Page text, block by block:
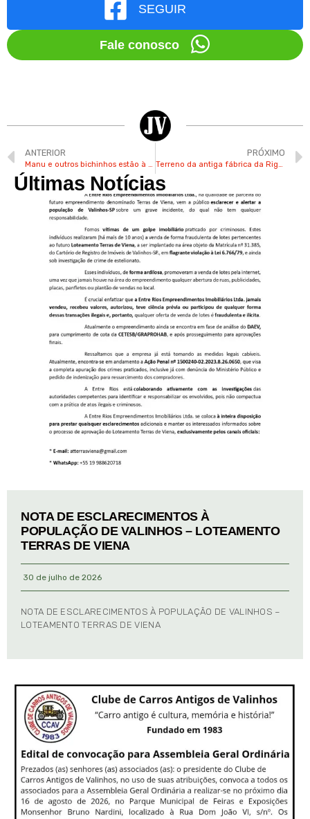
SEGUIR
Fale conosco
ANTERIOR
Manu e outros bichinhos estão à espera de um lar em Valinhos
PRÓXIMO
Terreno da antiga fábrica da Rigesa em Valinhos passa por limpeza na manhã desta segunda-feira
Últimas Notícias
NOTA DE ESCLARECIMENTOS À
POPULAÇÃO DE VALINHOS – LOTEAMENTO
TERRAS DE VIENA
30 de julho de 2026
NOTA DE ESCLARECIMENTOS À POPULAÇÃO DE VALINHOS –
LOTEAMENTO TERRAS DE VIENA